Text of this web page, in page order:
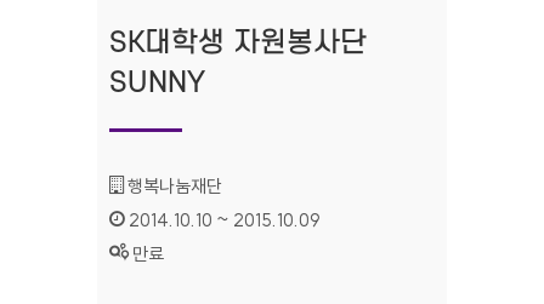
SK대학생 자원봉사단
SUNNY
기관명 :
행복나눔재단
인증기간 :
2014.10.10 ~ 2015.10.09
상태 :
만료